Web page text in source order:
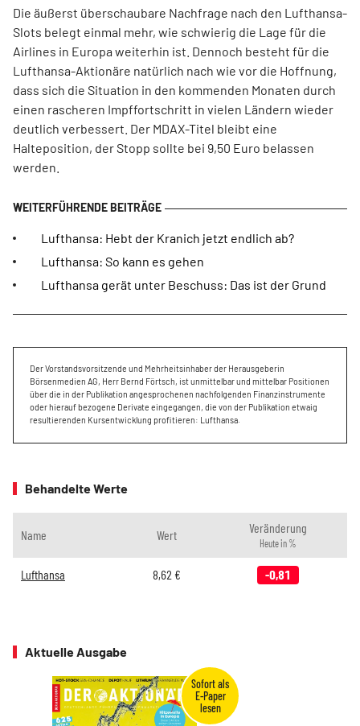
Die äußerst überschaubare Nachfrage nach den Lufthansa-
Slots belegt einmal mehr, wie schwierig die Lage für die
Airlines in Europa weiterhin ist. Dennoch besteht für die
Lufthansa-Aktionäre natürlich nach wie vor die Hoffnung,
dass sich die Situation in den kommenden Monaten durch
einen rascheren Impffortschritt in vielen Ländern wieder
deutlich verbessert. Der MDAX-Titel bleibt eine
Halteposition, der Stopp sollte bei 9,50 Euro belassen
werden.
Lufthansa: Hebt der Kranich jetzt endlich ab?
Lufthansa: So kann es gehen
Lufthansa gerät unter Beschuss: Das ist der Grund
Der Vorstandsvorsitzende und Mehrheitsinhaber der Herausgeberin
Börsenmedien AG, Herr Bernd Förtsch, ist unmittelbar und mittelbar Positionen
über die in der Publikation angesprochenen nachfolgenden Finanzinstrumente
oder hierauf bezogene Derivate eingegangen, die von der Publikation etwaig
resultierenden Kursentwicklung profitieren: Lufthansa.
Behandelte Werte
Name Wert Veränderung
Heute in %
Lufthansa 8,62 € -0,81
Aktuelle Ausgabe